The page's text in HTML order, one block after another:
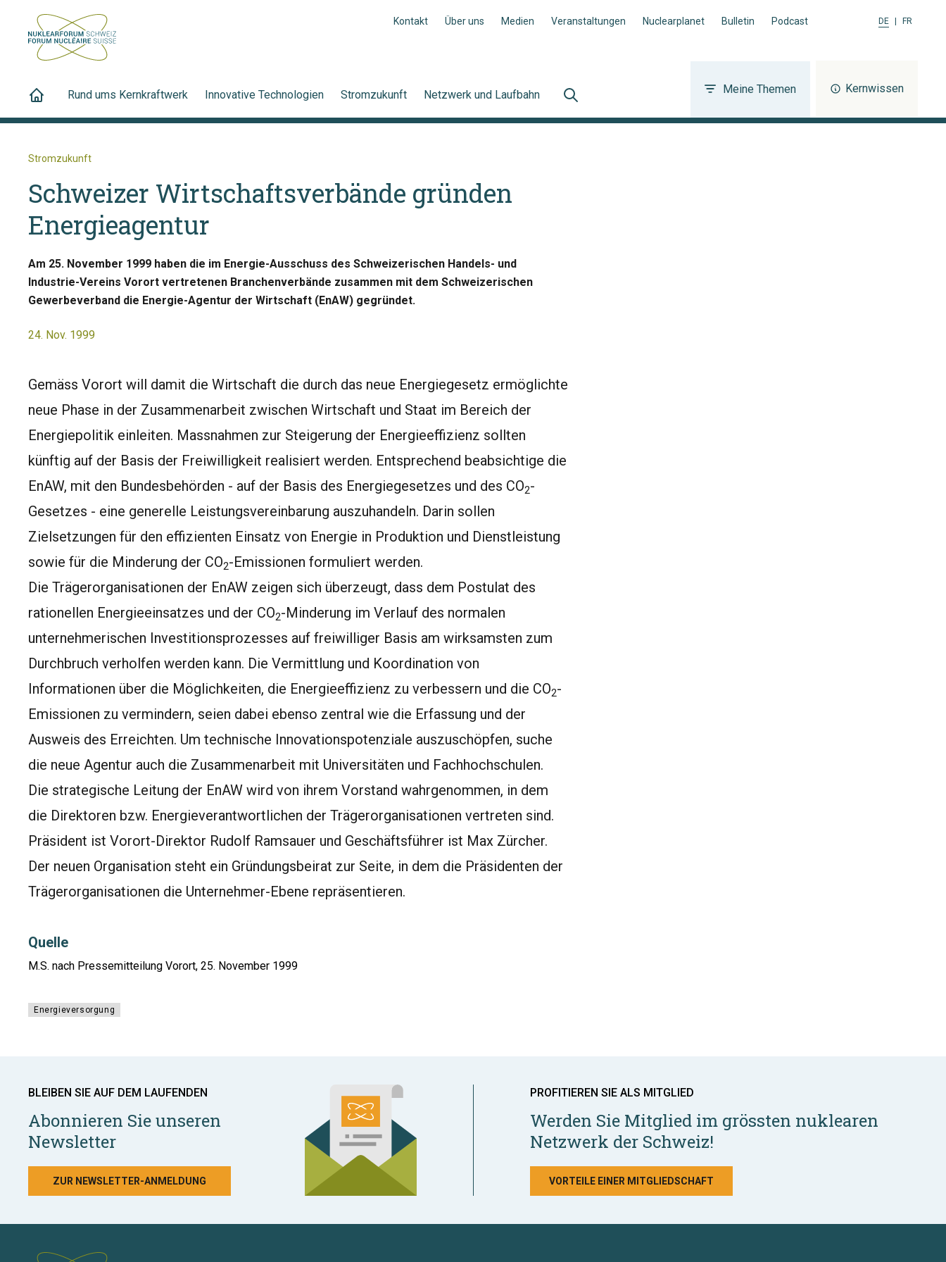
Kontakt Über uns Medien Veranstaltungen Nuclearplanet Bulletin Podcast DE FR
Rund ums Kernkraftwerk Innovative Technologien Stromzukunft Netzwerk und Laufbahn Meine Themen Kernwissen
Stromzukunft
Schweizer Wirtschaftsverbände gründen
Energieagentur
Am 25. November 1999 haben die im Energie-Ausschuss des Schweizerischen Handels- und
Industrie-Vereins Vorort vertretenen Branchenverbände zusammen mit dem Schweizerischen
Gewerbeverband die Energie-Agentur der Wirtschaft (EnAW) gegründet.
24. Nov. 1999
Gemäss Vorort will damit die Wirtschaft die durch das neue Energiegesetz ermöglichte
neue Phase in der Zusammenarbeit zwischen Wirtschaft und Staat im Bereich der
Energiepolitik einleiten. Massnahmen zur Steigerung der Energieeffizienz sollten
künftig auf der Basis der Freiwilligkeit realisiert werden. Entsprechend beabsichtige die
EnAW, mit den Bundesbehörden - auf der Basis des Energiegesetzes und des CO2-
Gesetzes - eine generelle Leistungsvereinbarung auszuhandeln. Darin sollen
Zielsetzungen für den effizienten Einsatz von Energie in Produktion und Dienstleistung
sowie für die Minderung der CO2-Emissionen formuliert werden.
Die Trägerorganisationen der EnAW zeigen sich überzeugt, dass dem Postulat des
rationellen Energieeinsatzes und der CO2-Minderung im Verlauf des normalen
unternehmerischen Investitionsprozesses auf freiwilliger Basis am wirksamsten zum
Durchbruch verholfen werden kann. Die Vermittlung und Koordination von
Informationen über die Möglichkeiten, die Energieeffizienz zu verbessern und die CO2-
Emissionen zu vermindern, seien dabei ebenso zentral wie die Erfassung und der
Ausweis des Erreichten. Um technische Innovationspotenziale auszuschöpfen, suche
die neue Agentur auch die Zusammenarbeit mit Universitäten und Fachhochschulen.
Die strategische Leitung der EnAW wird von ihrem Vorstand wahrgenommen, in dem
die Direktoren bzw. Energieverantwortlichen der Trägerorganisationen vertreten sind.
Präsident ist Vorort-Direktor Rudolf Ramsauer und Geschäftsführer ist Max Zürcher.
Der neuen Organisation steht ein Gründungsbeirat zur Seite, in dem die Präsidenten der
Trägerorganisationen die Unternehmer-Ebene repräsentieren.
Quelle
M.S. nach Pressemitteilung Vorort, 25. November 1999
Energieversorgung
BLEIBEN SIE AUF DEM LAUFENDEN
Abonnieren Sie unseren
Newsletter
ZUR NEWSLETTER-ANMELDUNG
PROFITIEREN SIE ALS MITGLIED
Werden Sie Mitglied im grössten nuklearen
Netzwerk der Schweiz!
VORTEILE EINER MITGLIEDSCHAFT